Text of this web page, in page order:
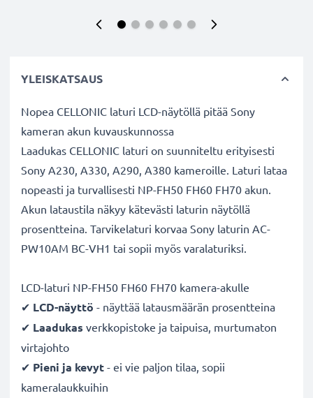
YLEISKATSAUS
Nopea CELLONIC laturi LCD-näytöllä pitää Sony
kameran akun kuvauskunnossa
Laadukas CELLONIC laturi on suunniteltu erityisesti
Sony A230, A330, A290, A380 kameroille. Laturi lataa
nopeasti ja turvallisesti NP-FH50 FH60 FH70 akun.
Akun lataustila näkyy kätevästi laturin näytöllä
prosentteina. Tarvikelaturi korvaa Sony laturin AC-
PW10AM BC-VH1 tai sopii myös varalaturiksi.
LCD-laturi NP-FH50 FH60 FH70 kamera-akulle
✔ LCD-näyttö - näyttää latausmäärän prosentteina
✔ Laadukas verkkopistoke ja taipuisa, murtumaton
virtajohto
✔ Pieni ja kevyt - ei vie paljon tilaa, sopii
kameralaukkuihin